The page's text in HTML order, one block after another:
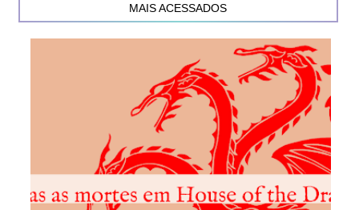
MAIS ACESSADOS